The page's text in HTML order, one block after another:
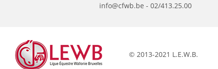
info@cfwb.be - 02/413.25.00
© 2013-2021 L.E.W.B.